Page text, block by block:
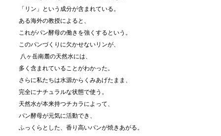
「リン」という成分が含まれている。
ある海外の教授によると、
これがパン酵母の働きを強くするという。
このパンづくりに欠かせないリンが、
八ヶ岳南麓の天然水には、
多く含まれていることがわかった。
さらに私たちは水源からくみあげたまま、
完全にナチュラルな状態で使う。
天然水が本来持つチカラによって、
パン酵母が元気に活動でき、
ふっくらとした、香り高いパンが焼きあがる。